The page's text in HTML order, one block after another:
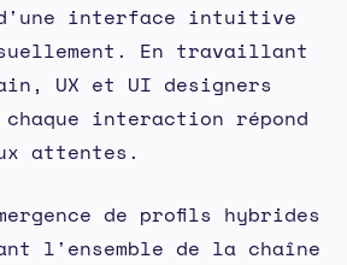
d'une interface intuitive
En travaillant
UX et UI designers
interaction répond
attentes.
de profils hybrides
l'ensemble de la chaîne